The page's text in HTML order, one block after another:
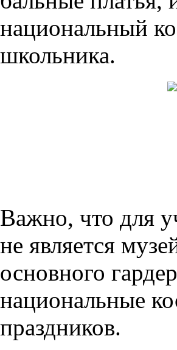
национальный
школьника.
Важно, что для
не является
основного
национальные
праздников.